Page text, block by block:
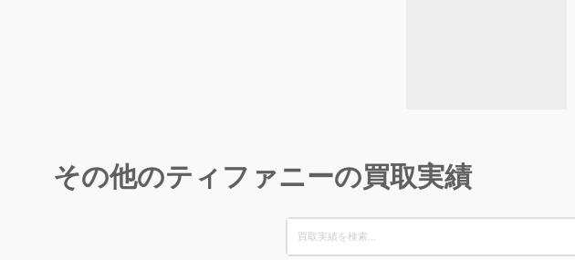
その他のティファニーの買取実績
Search
for: